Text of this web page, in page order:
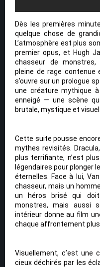
Dès les premières
quelque chose de
L’atmosphère est plus
premier opus, et Hugh
chasseur de monstres,
pleine de rage contenue
s’ouvre sur un prologue
une créature mythique
enneigé — une scène
brutale, mystique et
Cette suite pousse
mythes revisités.
plus terrifiante, n’est
légendaires pour plonger
éternelles. Face à lui,
chasseur, mais un
un héros brisé qui
monstres, mais aussi
intérieur donne au film
chaque affrontement
Visuellement, c’est une
cieux déchirés par les